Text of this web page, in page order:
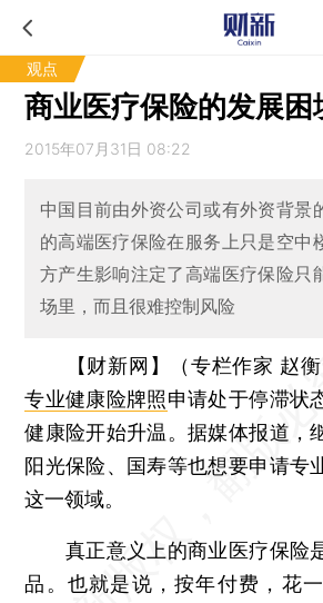
观点
商业医疗保险的发展困
2015年07月31日 08:22
中国目前由外资公司或有外资背景
的高端医疗保险在服务上只是空中
方产生影响注定了高端医疗保险只
场里，而且很难控制风险
【财新网】（专栏作家 赵衡
专业健康险牌照申请处于停滞状
健康险开始升温。据媒体报道，
阳光保险、国寿等也想要申请专
这一领域。
真正意义上的商业医疗保险
品。也就是说，按年付费，花